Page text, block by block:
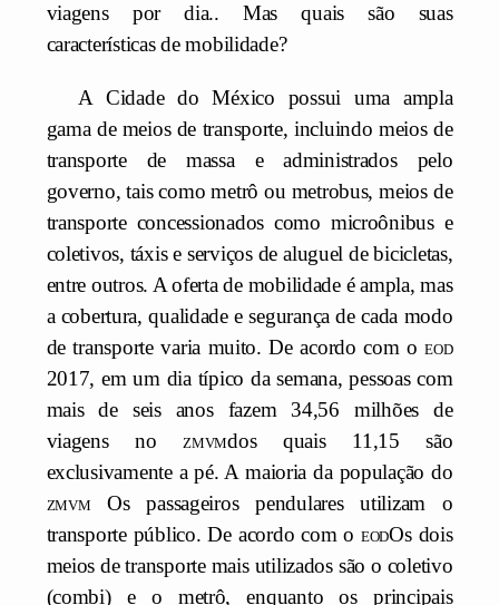
viagens por dia..Mas quais são suas
características de mobilidade?
A Cidade do México possui uma ampla
gama de meios de transporte, incluindo meios de
transporte de massa e administrados pelo
governo, tais como metrô ou metrobus, meios de
transporte concessionados como microônibus e
coletivos, táxis e serviços de aluguel de bicicletas,
entre outros. A oferta de mobilidade é ampla, mas
a cobertura, qualidade e segurança de cada modo
de transporte varia muito. De acordo com oeod
2017, em um dia típico da semana, pessoas com
mais de seis anos fazem 34,56 milhões de
viagens no zmvmdos quais 11,15 são
exclusivamente a pé. A maioria da população do
zmvm Os passageiros pendulares utilizam o
transporte público. De acordo com o eodOs dois
meios de transporte mais utilizados são o coletivo
(combi) e o metrô, enquanto os principais